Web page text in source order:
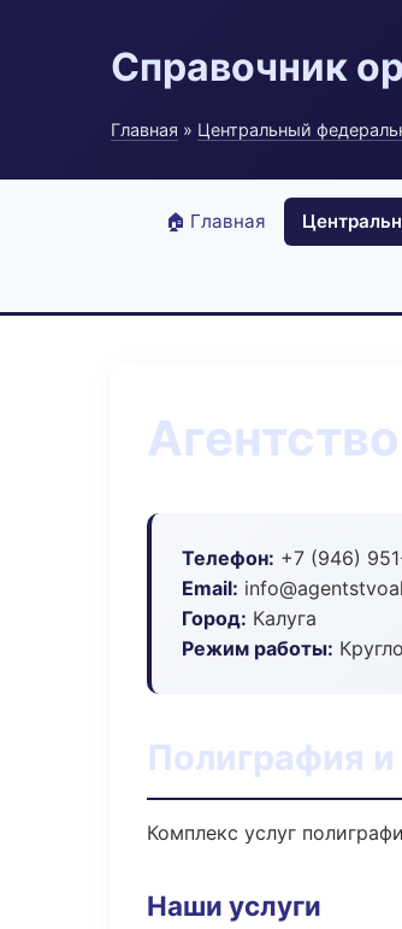
Справочник
Главная » Центральный
🏠 Главная
Телефон: +7 (946)
Email:
Город: Калуга
Режим работы:
Полиграфия и
Комплекс услуг
Наши услуги